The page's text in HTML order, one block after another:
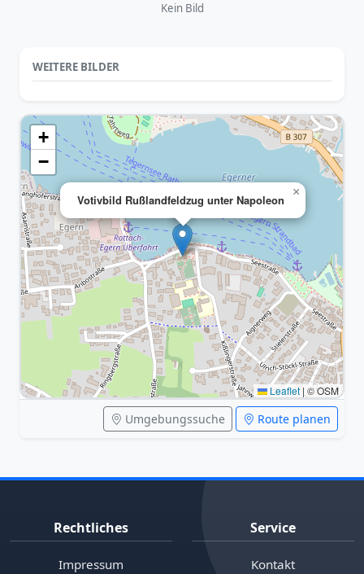
Kein Bild
WEITERE BILDER
Votivbild Rußlandfeldzug unter Napoleon
×
+
−
Leaflet | © OSM
Umgebungssuche Route planen
Rechtliches
Impressum
Service
Kontakt